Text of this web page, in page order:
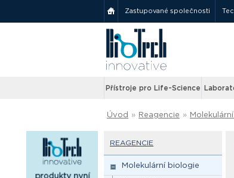
Zastupované společnosti
Přístroje pro Life-Science
Úvod » Reagencie »
REAGENCIE
Molekulární biologie